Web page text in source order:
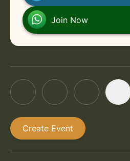
Join Now
Create Event